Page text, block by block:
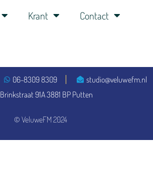
Krant Contact
© VeluweFM 2024
06-8309 8309
studio@veluwefm.nl
Brinkstraat 91A 3881 BP Putten